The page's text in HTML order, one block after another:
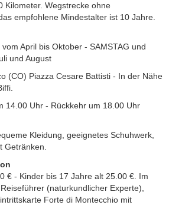
Kilometer. Wegstrecke ohne
empfohlene Mindestalter ist 10 Jahre.
April bis Oktober - SAMSTAG und
und August
(CO) Piazza Cesare Battisti - In der Nähe
14.00 Uhr - Rückkehr um 18.00 Uhr
Kleidung, geeignetes Schuhwerk,
Getränken.
€ - Kinder bis 17 Jahre alt 25.00 €. Im
(naturkundlicher Experte),
Forte di Montecchio mit